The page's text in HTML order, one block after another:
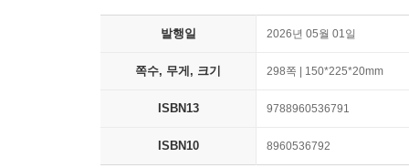
발행일 2026년 05월 01일
쪽수, 무게, 크기 298쪽 | 150*225*20mm
ISBN13 9788960536791
ISBN10 8960536792